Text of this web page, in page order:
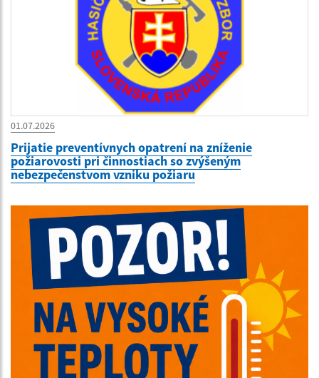
01.07.2026
Prijatie preventívnych opatrení na zníženie
požiarovosti pri činnostiach so zvýšeným
nebezpečenstvom vzniku požiaru